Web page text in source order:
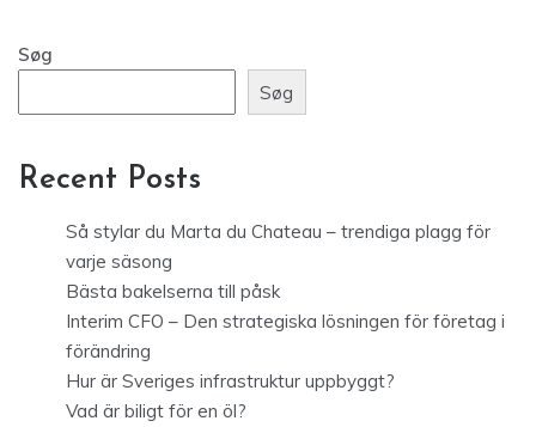
Søg
Søg
Recent Posts
Så stylar du Marta du Chateau – trendiga plagg för
varje säsong
Bästa bakelserna till påsk
Interim CFO – Den strategiska lösningen för företag i
förändring
Hur är Sveriges infrastruktur uppbyggt?
Vad är biligt för en öl?